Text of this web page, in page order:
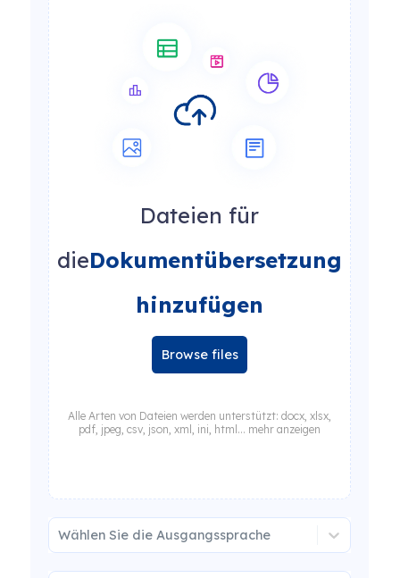
Dateien für
dieDokumentübersetzung
hinzufügen
Browse files
Alle Arten von Dateien werden unterstützt: docx, xlsx,
pdf, jpeg, csv, json, xml, ini, html... mehr anzeigen
Wählen Sie die Ausgangssprache